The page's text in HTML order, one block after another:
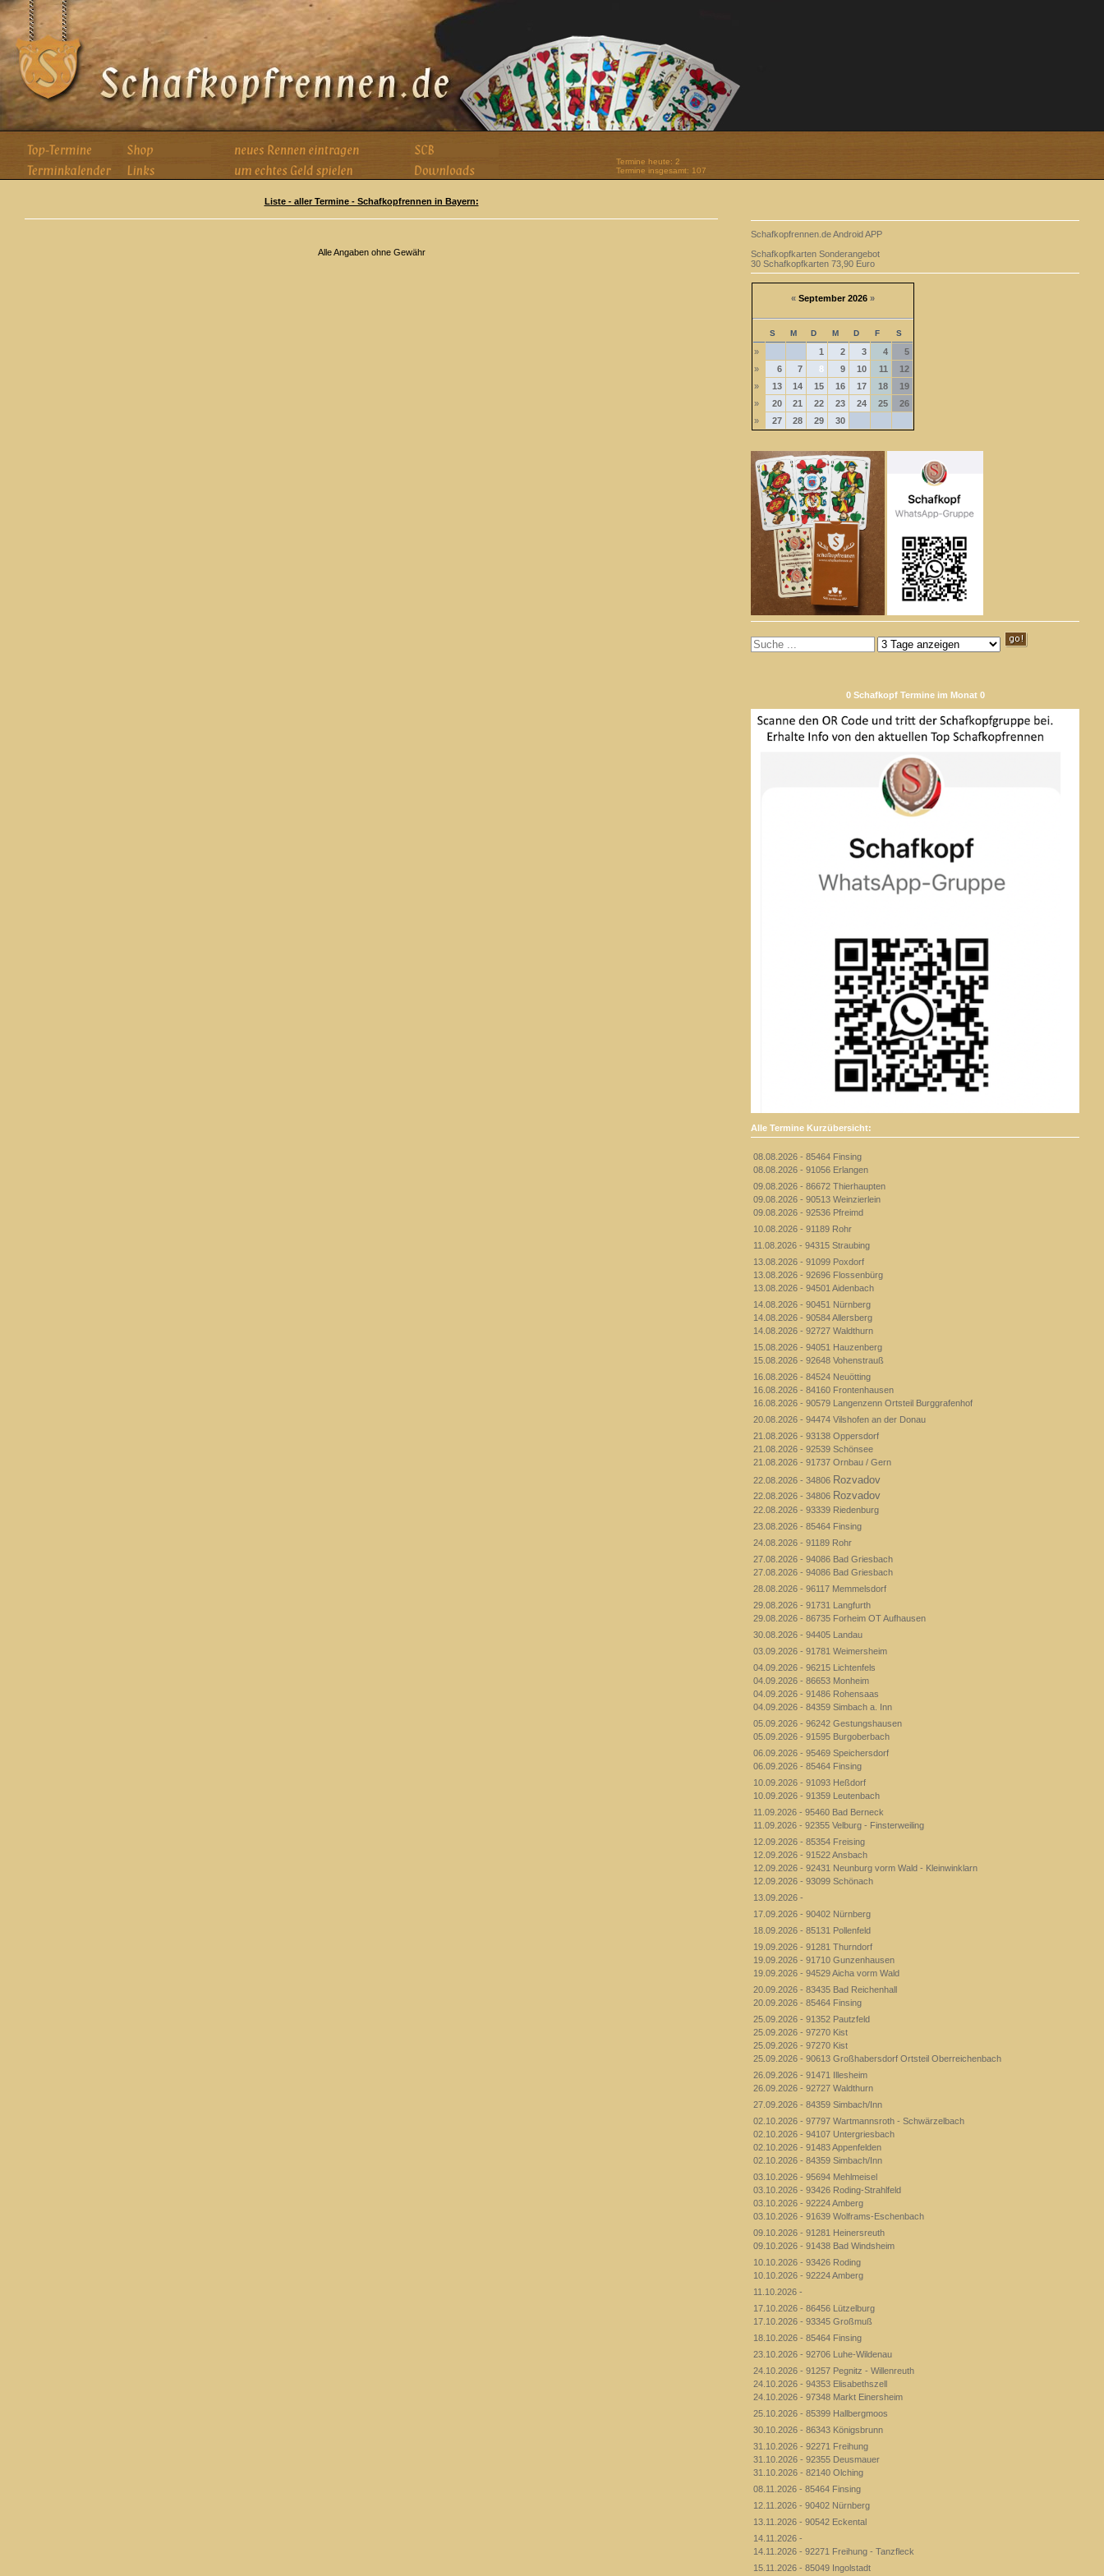
Termine heute: 2
Termine insgesamt: 107
Liste - aller Termine - Schafkopfrennen in Bayern:
Alle Angaben ohne Gewähr
Schafkopfrennen.de Android APP
Schafkopfkarten Sonderangebot
30 Schafkopfkarten 73,90 Euro
« September 2026 »
S M D M D F S
» 1 2 3 4
5
»
6 7 8 9 10 11
12
»
13 14 15 16 17 18
19
»
20 21 22 23 24 25
26
»
27 28 29 30
0 Schafkopf Termine im Monat 0
Alle Termine Kurzübersicht:
08.08.2026 - 85464 Finsing
08.08.2026 - 91056 Erlangen
09.08.2026 - 86672 Thierhaupten
09.08.2026 - 90513 Weinzierlein
09.08.2026 - 92536 Pfreimd
10.08.2026 - 91189 Rohr
11.08.2026 - 94315 Straubing
13.08.2026 - 91099 Poxdorf
13.08.2026 - 92696 Flossenbürg
13.08.2026 - 94501 Aidenbach
14.08.2026 - 90451 Nürnberg
14.08.2026 - 90584 Allersberg
14.08.2026 - 92727 Waldthurn
15.08.2026 - 94051 Hauzenberg
15.08.2026 - 92648 Vohenstrauß
16.08.2026 - 84524 Neuötting
16.08.2026 - 84160 Frontenhausen
16.08.2026 - 90579 Langenzenn Ortsteil Burggrafenhof
20.08.2026 - 94474 Vilshofen an der Donau
21.08.2026 - 93138 Oppersdorf
21.08.2026 - 92539 Schönsee
21.08.2026 - 91737 Ornbau / Gern
22.08.2026 - 34806 Rozvadov
22.08.2026 - 34806 Rozvadov
22.08.2026 - 93339 Riedenburg
23.08.2026 - 85464 Finsing
24.08.2026 - 91189 Rohr
27.08.2026 - 94086 Bad Griesbach
27.08.2026 - 94086 Bad Griesbach
28.08.2026 - 96117 Memmelsdorf
29.08.2026 - 91731 Langfurth
29.08.2026 - 86735 Forheim OT Aufhausen
30.08.2026 - 94405 Landau
03.09.2026 - 91781 Weimersheim
04.09.2026 - 96215 Lichtenfels
04.09.2026 - 86653 Monheim
04.09.2026 - 91486 Rohensaas
04.09.2026 - 84359 Simbach a. Inn
05.09.2026 - 96242 Gestungshausen
05.09.2026 - 91595 Burgoberbach
06.09.2026 - 95469 Speichersdorf
06.09.2026 - 85464 Finsing
10.09.2026 - 91093 Heßdorf
10.09.2026 - 91359 Leutenbach
11.09.2026 - 95460 Bad Berneck
11.09.2026 - 92355 Velburg - Finsterweiling
12.09.2026 - 85354 Freising
12.09.2026 - 91522 Ansbach
12.09.2026 - 92431 Neunburg vorm Wald - Kleinwinklarn
12.09.2026 - 93099 Schönach
13.09.2026 -
17.09.2026 - 90402 Nürnberg
18.09.2026 - 85131 Pollenfeld
19.09.2026 - 91281 Thurndorf
19.09.2026 - 91710 Gunzenhausen
19.09.2026 - 94529 Aicha vorm Wald
20.09.2026 - 83435 Bad Reichenhall
20.09.2026 - 85464 Finsing
25.09.2026 - 91352 Pautzfeld
25.09.2026 - 97270 Kist
25.09.2026 - 97270 Kist
25.09.2026 - 90613 Großhabersdorf Ortsteil Oberreichenbach
26.09.2026 - 91471 Illesheim
26.09.2026 - 92727 Waldthurn
27.09.2026 - 84359 Simbach/Inn
02.10.2026 - 97797 Wartmannsroth - Schwärzelbach
02.10.2026 - 94107 Untergriesbach
02.10.2026 - 91483 Appenfelden
02.10.2026 - 84359 Simbach/Inn
03.10.2026 - 95694 Mehlmeisel
03.10.2026 - 93426 Roding-Strahlfeld
03.10.2026 - 92224 Amberg
03.10.2026 - 91639 Wolframs-Eschenbach
09.10.2026 - 91281 Heinersreuth
09.10.2026 - 91438 Bad Windsheim
10.10.2026 - 93426 Roding
10.10.2026 - 92224 Amberg
11.10.2026 -
17.10.2026 - 86456 Lützelburg
17.10.2026 - 93345 Großmuß
18.10.2026 - 85464 Finsing
23.10.2026 - 92706 Luhe-Wildenau
24.10.2026 - 91257 Pegnitz - Willenreuth
24.10.2026 - 94353 Elisabethszell
24.10.2026 - 97348 Markt Einersheim
25.10.2026 - 85399 Hallbergmoos
30.10.2026 - 86343 Königsbrunn
31.10.2026 - 92271 Freihung
31.10.2026 - 92355 Deusmauer
31.10.2026 - 82140 Olching
08.11.2026 - 85464 Finsing
12.11.2026 - 90402 Nürnberg
13.11.2026 - 90542 Eckental
14.11.2026 -
14.11.2026 - 92271 Freihung - Tanzfleck
15.11.2026 - 85049 Ingolstadt